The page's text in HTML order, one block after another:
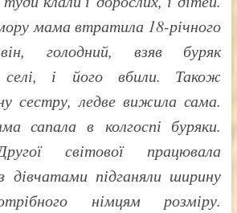
мама втратила 18-річного
голодний, взяв буряк
селі, і його вбили. Також
сестру, ледве вижила сама.
сапала в колгоспі буряки.
світової працювала
дівчатами підганяли ширину
німцям розміру.